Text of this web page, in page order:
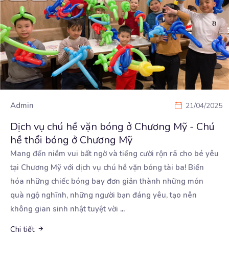
Admin 21/04/2025
Dịch vụ chú hề vặn bóng ở Chương Mỹ - Chú
hề thổi bóng ở Chương Mỹ
Mang đến niềm vui bất ngờ và tiếng cười rộn rã cho bé yêu
tại Chương Mỹ với dịch vụ chú hề vặn bóng tài ba! Biến
hóa những chiếc bóng bay đơn giản thành những món
quà ngộ nghĩnh, những người bạn đáng yêu, tạo nên
không gian sinh nhật tuyệt vời ...
Chi tiết